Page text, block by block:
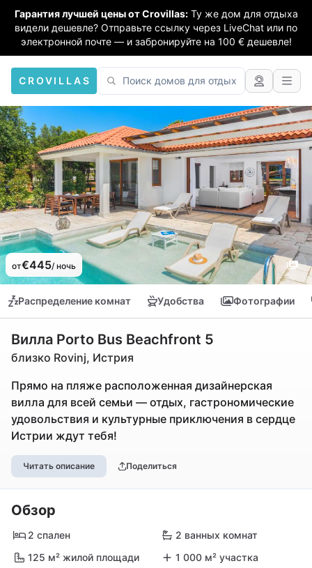
Гарантия лучшей цены от Crovillas: Ту же дом для отдыха
видели дешевле? Отправьте ссылку через LiveChat или по
электронной почте — и забронируйте на 100 € дешевле!
CROVILLAS
от€445/ ночь
Распределение комнат Удобства Фотографии
Вилла Porto Bus Beachfront 5
близко Rovinj, Истрия
Прямо на пляже расположенная дизайнерская
вилла для всей семьи — отдых, гастрономические
удовольствия и культурные приключения в сердце
Истрии ждут тебя!
Читать описание Поделиться
Обзор
2 спален
2 ванных комнат
125 м² жилой площади
1 000 м² участка